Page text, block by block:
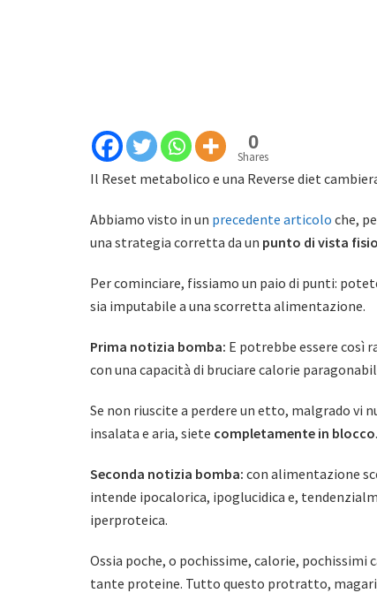
0
Shares
Il Reset metabolico e una Reverse diet
Abbiamo visto in un precedente articolo che,
una strategia corretta da un punto di vista
Per cominciare, fissiamo un paio di punti:
sia imputabile a una scorretta alimentazione.
Prima notizia bomba: E potrebbe essere così
con una capacità di bruciare calorie
Se non riuscite a perdere un etto, malgrado vi
insalata e aria, siete completamente in blocco
Seconda notizia bomba: con alimentazione
intende ipocalorica, ipoglucidica e,
iperproteica.
Ossia poche, o pochissime, calorie, pochissimi
tante proteine. Tutto questo protratto,